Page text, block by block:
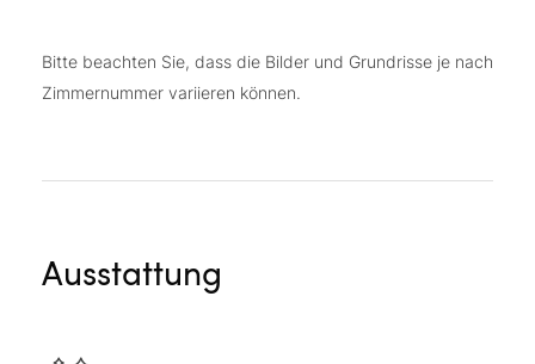
Bitte beachten Sie, dass die Bilder und Grundrisse je nach
Zimmernummer variieren können.
Ausstattung